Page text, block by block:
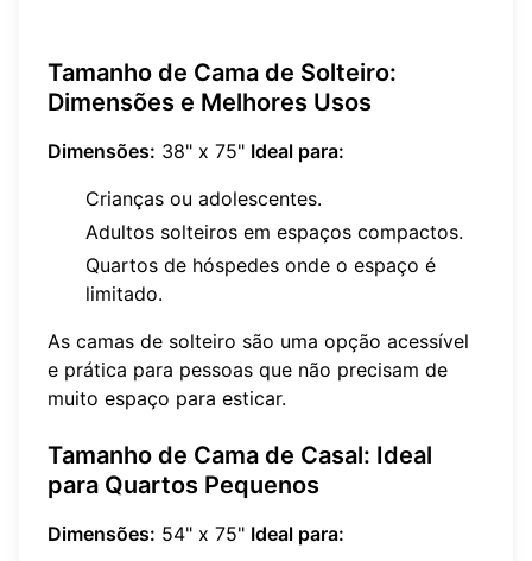
Tamanho de Cama de Solteiro:
Dimensões e Melhores Usos
Dimensões: 38" x 75" Ideal para:
Crianças ou adolescentes.
Adultos solteiros em espaços compactos.
Quartos de hóspedes onde o espaço é
limitado.
As camas de solteiro são uma opção acessível
e prática para pessoas que não precisam de
muito espaço para esticar.
Tamanho de Cama de Casal: Ideal
para Quartos Pequenos
Dimensões: 54" x 75" Ideal para: